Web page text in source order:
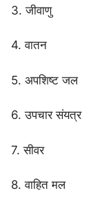
3. जीवाणु
4. वातन
5. अपशिष्ट जल
6. उपचार संयत्र
7. सीवर
8. वाहित मल